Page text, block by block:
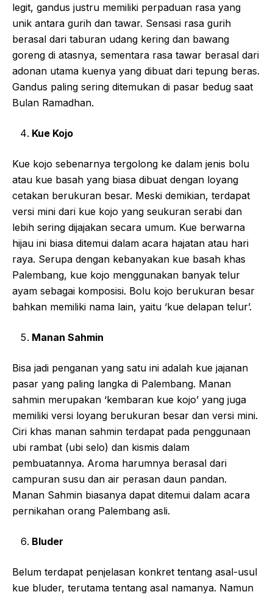
legit, gandus justru memiliki perpaduan rasa yang
unik antara gurih dan tawar. Sensasi rasa gurih
berasal dari taburan udang kering dan bawang
goreng di atasnya, sementara rasa tawar berasal dari
adonan utama kuenya yang dibuat dari tepung beras.
Gandus paling sering ditemukan di pasar bedug saat
Bulan Ramadhan.
Kue Kojo
Kue kojo sebenarnya tergolong ke dalam jenis bolu
atau kue basah yang biasa dibuat dengan loyang
cetakan berukuran besar. Meski demikian, terdapat
versi mini dari kue kojo yang seukuran serabi dan
lebih sering dijajakan secara umum. Kue berwarna
hijau ini biasa ditemui dalam acara hajatan atau hari
raya. Serupa dengan kebanyakan kue basah khas
Palembang, kue kojo menggunakan banyak telur
ayam sebagai komposisi. Bolu kojo berukuran besar
bahkan memiliki nama lain, yaitu ‘kue delapan telur’.
Manan Sahmin
Bisa jadi penganan yang satu ini adalah kue jajanan
pasar yang paling langka di Palembang. Manan
sahmin merupakan ‘kembaran kue kojo’ yang juga
memiliki versi loyang berukuran besar dan versi mini.
Ciri khas manan sahmin terdapat pada penggunaan
ubi rambat (ubi selo) dan kismis dalam
pembuatannya. Aroma harumnya berasal dari
campuran susu dan air perasan daun pandan.
Manan Sahmin biasanya dapat ditemui dalam acara
pernikahan orang Palembang asli.
Bluder
Belum terdapat penjelasan konkret tentang asal-usul
kue bluder, terutama tentang asal namanya. Namun